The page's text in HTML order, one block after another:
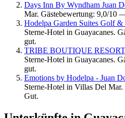
Days Inn By Wyndham Juan
Mar. Gästebewertung: 9,0/10
Hodelpa Garden Suites Golf
Sterne-Hotel in Guayacanes.
gut.
TRIBE BOUTIQUE
Sterne-Hotel in Guayacanes.
gut.
Emotions by Hodelpa - Juan
Sterne-Hotel in Villas Del
Gut.